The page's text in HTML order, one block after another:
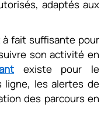
adaptés aux
fait suffisante pour
son activité en
existe pour le
ligne, les alertes de
des parcours en